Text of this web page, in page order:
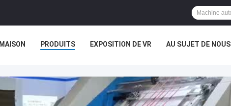
MAISON PRODUITS EXPOSITION DE VR AU SUJET DE NOUS